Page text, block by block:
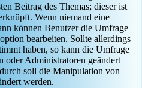
Beitrag des Themas; dieser ist
Wenn niemand eine
können Benutzer die Umfrage
bearbeiten. Sollte allerdings
haben, so kann die Umfrage
oder Administratoren geändert
soll die Manipulation von
werden.